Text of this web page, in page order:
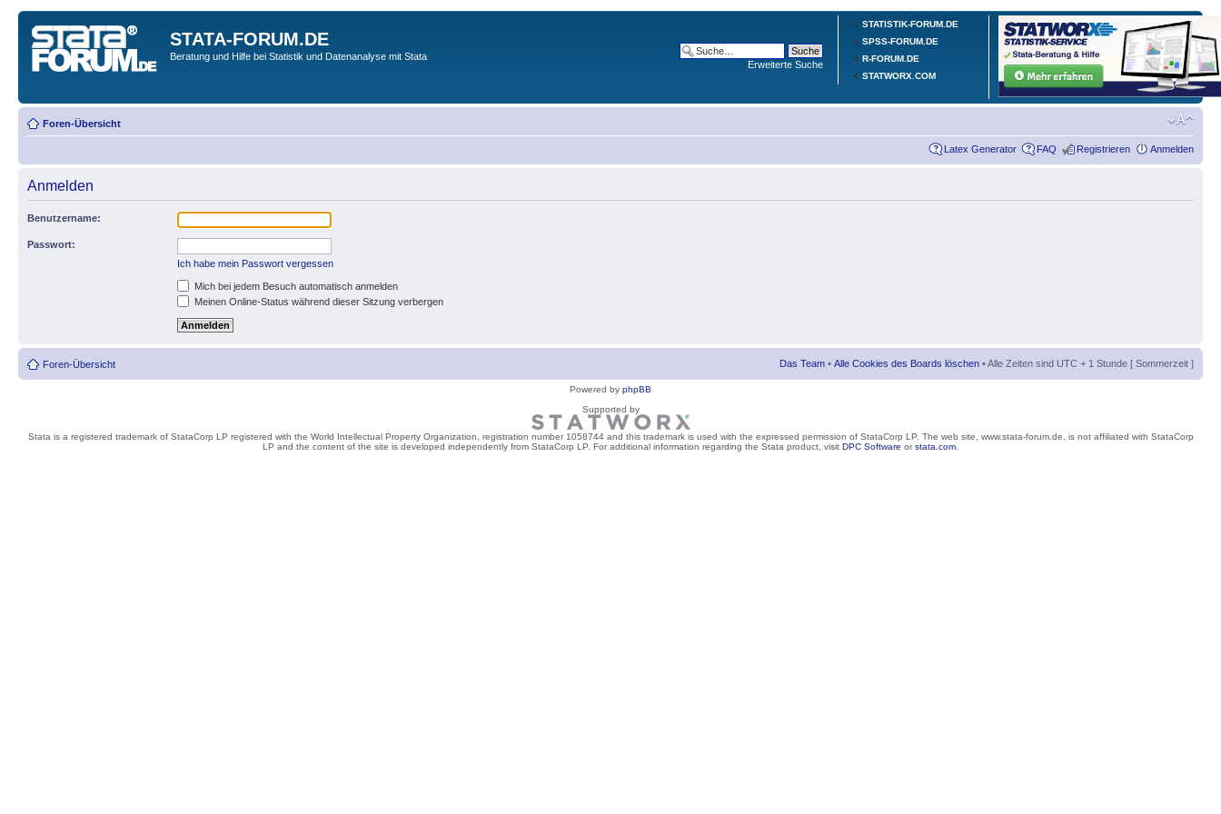
STATISTIK-FORUM.DE
SPSS-FORUM.DE
R-FORUM.DE
STATWORX.COM
STATA-FORUM.DE
Beratung und Hilfe bei Statistik und Datenanalyse mit Stata
Erweiterte Suche
Foren-Übersicht
Latex Generator FAQ Registrieren Anmelden
Anmelden
Benutzername:
Passwort:
Ich habe mein Passwort vergessen
Mich bei jedem Besuch automatisch anmelden
Meinen Online-Status während dieser Sitzung verbergen
Foren-Übersicht Das Team • Alle Cookies des Boards löschen • Alle Zeiten sind UTC + 1 Stunde [ Sommerzeit ]
Powered by phpBB
Supported by
Stata is a registered trademark of StataCorp LP registered with the World Intellectual Property Organization, registration number 1058744 and this trademark is used with the expressed permission of StataCorp LP. The web site, www.stata-forum.de, is not affiliated with StataCorp
LP and the content of the site is developed independently from StataCorp LP. For additional information regarding the Stata product, visit DPC Software orstata.com